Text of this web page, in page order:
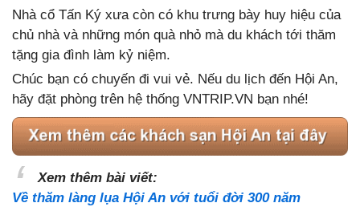
Nhà cổ Tấn Ký xưa còn có khu trưng bày huy hiệu của
chủ nhà và những món quà nhỏ mà du khách tới thăm
tặng gia đình làm kỷ niệm.
Chúc bạn có chuyến đi vui vẻ. Nếu du lịch đến Hội An,
hãy đặt phòng trên hệ thống VNTRIP.VN bạn nhé!
Xem thêm bài viết:
Về thăm làng lụa Hội An với tuổi đời 300 năm